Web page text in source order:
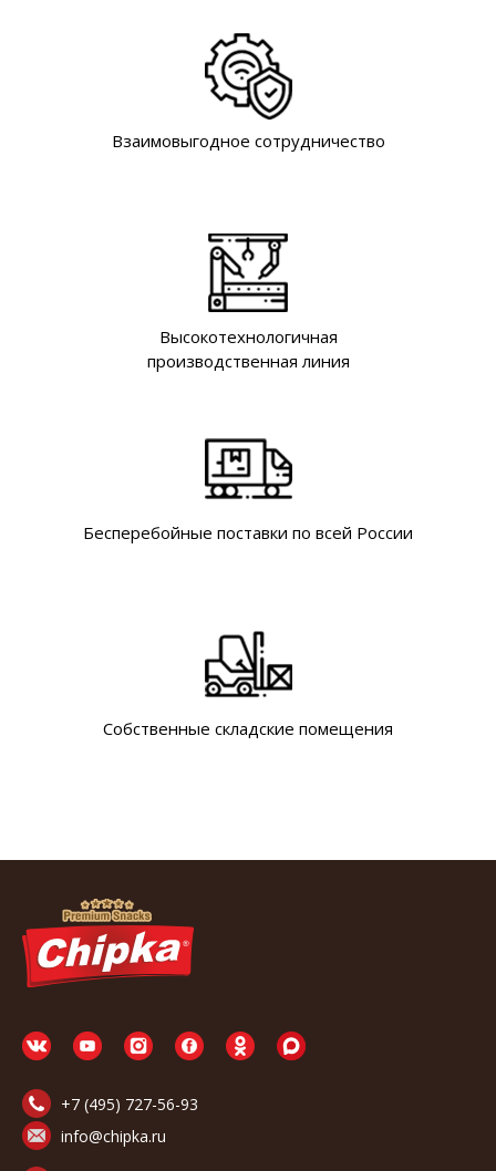
Взаимовыгодное сотрудничество
Высокотехнологичная
производственная линия
Бесперебойные поставки по всей России
Собственные складские помещения
+7 (495) 727-56-93
info@chipka.ru